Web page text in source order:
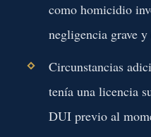
como homicidio
negligencia grave
Circunstancias
tenía una licencia
DUI previo al